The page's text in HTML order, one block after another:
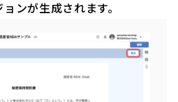
ンが生成されます。